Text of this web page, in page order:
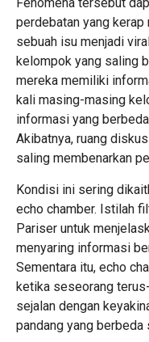
perdebatan yang
sebuah isu menjadi
kelompok yang saling
mereka memiliki
kali masing-masing
informasi yang
Akibatnya, ruang
saling membenarkan
Kondisi ini sering
echo chamber. Istilah
Pariser untuk
menyaring informasi
Sementara itu, echo
ketika seseorang
sejalan dengan
pandang yang